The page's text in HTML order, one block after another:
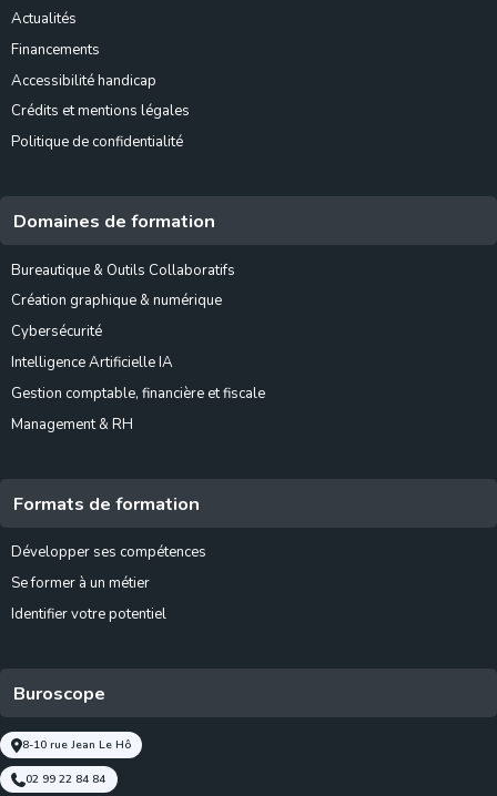
Actualités
Financements
Accessibilité handicap
Crédits et mentions légales
Politique de confidentialité
Domaines de formation
Bureautique & Outils Collaboratifs
Création graphique & numérique
Cybersécurité
Intelligence Artificielle IA
Gestion comptable, financière et fiscale
Management & RH
Formats de formation
Développer ses compétences
Se former à un métier
Identifier votre potentiel
Buroscope
8-10 rue Jean Le Hô
02 99 22 84 84